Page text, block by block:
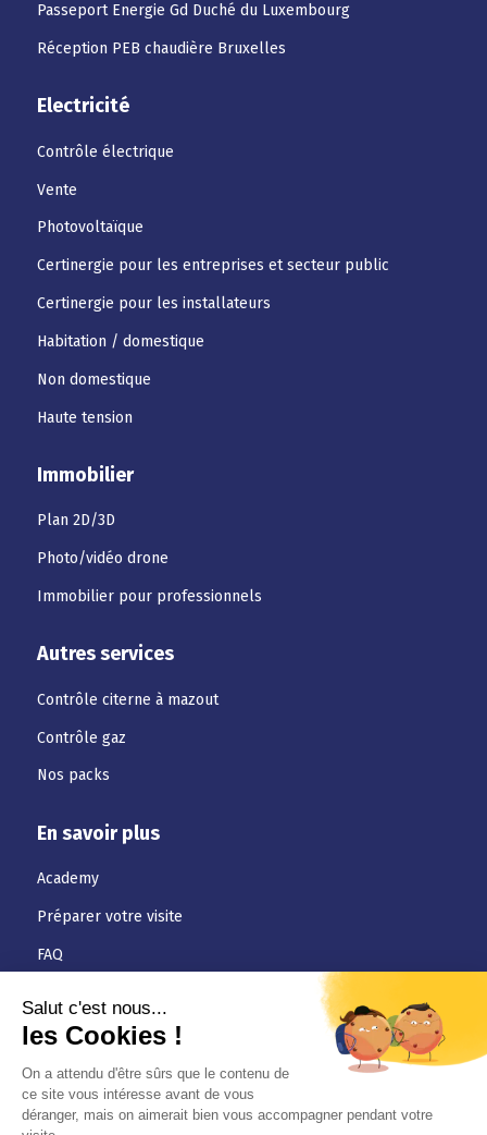
Passeport Energie Gd Duché du Luxembourg
Réception PEB chaudière Bruxelles
Electricité
Contrôle électrique
Vente
Photovoltaïque
Certinergie pour les entreprises et secteur public
Certinergie pour les installateurs
Habitation / domestique
Non domestique
Haute tension
Immobilier
Plan 2D/3D
Photo/vidéo drone
Immobilier pour professionnels
Autres services
Contrôle citerne à mazout
Contrôle gaz
Nos packs
En savoir plus
Academy
Préparer votre visite
FAQ
Jobs
Actualités
Conditions générales